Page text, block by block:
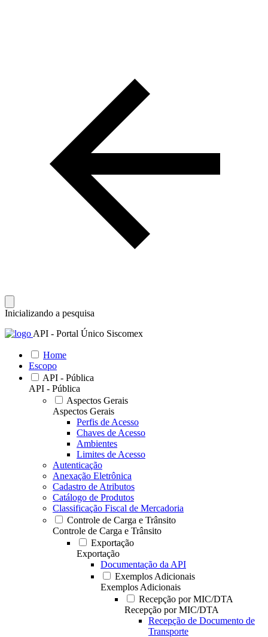
Inicializando a pesquisa
API - Portal Único Siscomex
Home
Escopo
API - Pública
API - Pública
Aspectos Gerais
Aspectos Gerais
Perfis de Acesso
Chaves de Acesso
Ambientes
Limites de Acesso
Autenticação
Anexação Eletrônica
Cadastro de Atributos
Catálogo de Produtos
Classificação Fiscal de Mercadoria
Controle de Carga e Trânsito
Controle de Carga e Trânsito
Exportação
Exportação
Documentação da API
Exemplos Adicionais
Exemplos Adicionais
Recepção por MIC/DTA
Recepção por MIC/DTA
Recepção de Documento de
Transporte